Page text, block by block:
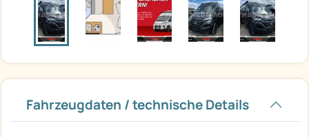
Fahrzeugdaten / technische Details